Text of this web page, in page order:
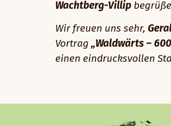
Wachtberg-Villip
Wir freuen uns sehr,
Vortrag „Waldwärts –
einen eindrucksvollen